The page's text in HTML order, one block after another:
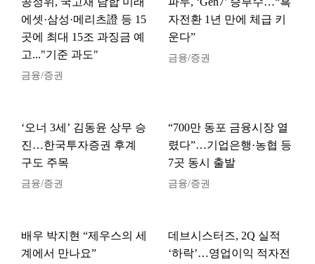
에셋·삼성·메리츠證 등 15
곳에 최대 15조 과징금 예
고..."기준 과도"
금융/증권
자전환 1년 만에 체급 키
운다”
금융/증권
‘오너 3세’ 김동윤 상무 승
진…한국투자증권 후계
구도 주목
금융/증권
“700만 동포 금융시장 열
렸다”…기업은행·농협 등
7곳 동시 출발
금융/증권
배우 박지현 “제우스의 세
계에서 만나요”
데브시스터즈, 2Q 실적
‘하락’…영업이익 적자전